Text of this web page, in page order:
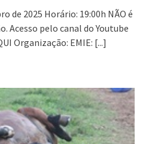
de 2025 Horário: 19:00h NÃO é
Acesso pelo canal do Youtube
Organização: EMIE: [...]